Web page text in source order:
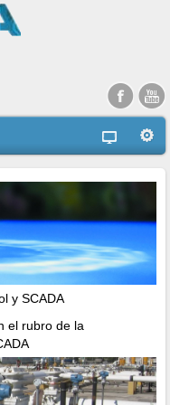
y SCADA
el rubro de la